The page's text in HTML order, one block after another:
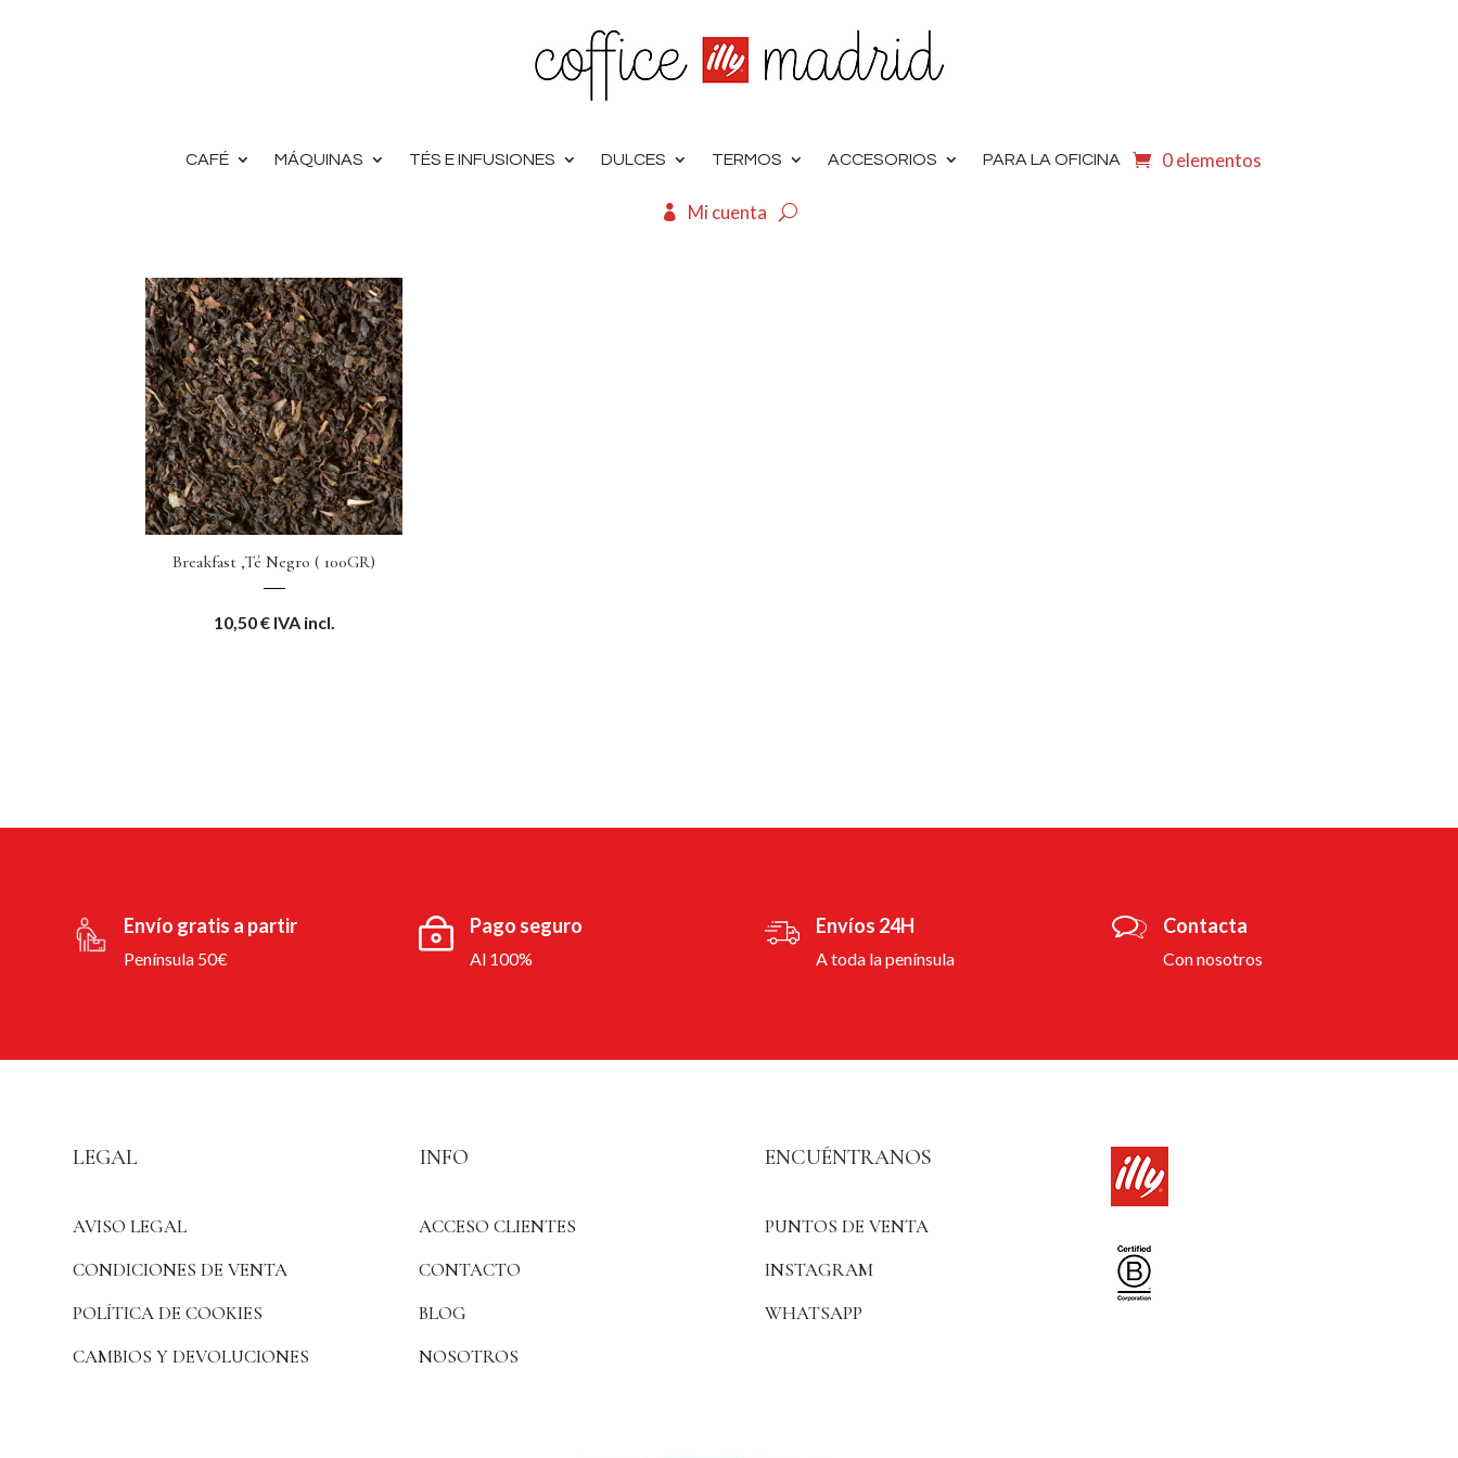
CAFÉ MÁQUINAS TÉS E INFUSIONES DULCES TERMOS ACCESORIOS PARA LA OFICINA 0 elementos
Mi cuenta
Breakfast ,Té Negro ( 100GR)
10,50€ IVA incl.
Envío gratis a partir
Península 50€
Pago seguro
Al 100%
Envíos 24H
A toda la península
Contacta
Con nosotros
LEGAL
AVISO LEGAL
CONDICIONES DE VENTA
POLÍTICA DE COOKIES
CAMBIOS Y DEVOLUCIONES
INFO
ACCESO CLIENTES
CONTACTO
BLOG
NOSOTROS
ENCUÉNTRANOS
PUNTOS DE VENTA
INSTAGRAM
WHATSAPP